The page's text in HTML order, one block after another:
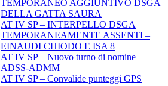
TEMPORANEO AGGIUNTIVO DSGA
DELLA GATTA SAURA
AT IV SP – INTERPELLO DSGA
TEMPORANEAMENTE ASSENTI –
EINAUDI CHIODO E ISA 8
AT IV SP – Nuovo turno di nomine
ADSS-ADMM
AT IV SP – Convalide punteggi GPS